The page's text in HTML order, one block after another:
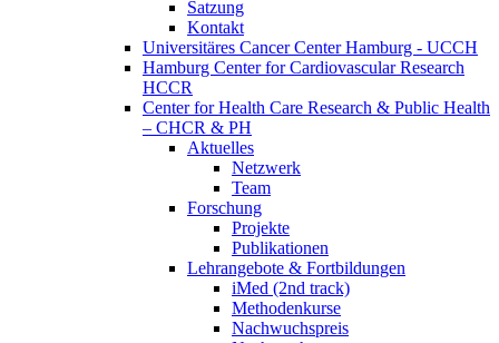
Satzung
Kontakt
Universitäres Cancer Center Hamburg - UCCH
Hamburg Center for Cardiovascular Research
HCCR
Center for Health Care Research & Public Health
– CHCR & PH
Aktuelles
Netzwerk
Team
Forschung
Projekte
Publikationen
Lehrangebote & Fortbildungen
iMed (2nd track)
Methodenkurse
Nachwuchspreis